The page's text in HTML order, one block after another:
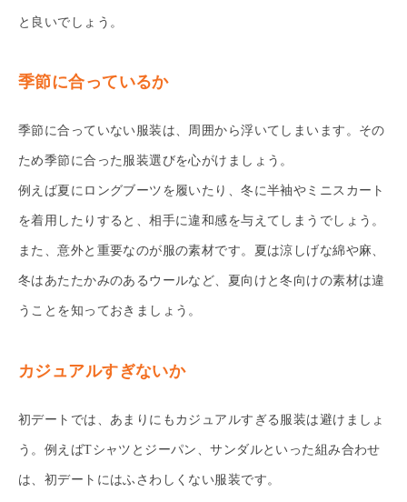
と良いでしょう。
季節に合っているか
季節に合っていない服装は、周囲から浮いてしまいます。その
ため季節に合った服装選びを心がけましょう。
例えば夏にロングブーツを履いたり、冬に半袖やミニスカート
を着用したりすると、相手に違和感を与えてしまうでしょう。
また、意外と重要なのが服の素材です。夏は涼しげな綿や麻、
冬はあたたかみのあるウールなど、夏向けと冬向けの素材は違
うことを知っておきましょう。
カジュアルすぎないか
初デートでは、あまりにもカジュアルすぎる服装は避けましょ
う。例えばTシャツとジーパン、サンダルといった組み合わせ
は、初デートにはふさわしくない服装です。